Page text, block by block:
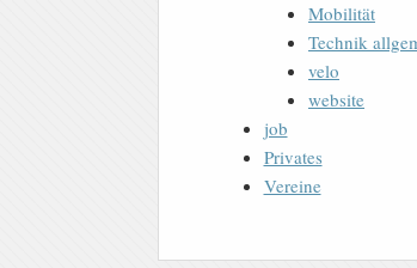
Mobilität
Technik
velo
website
job
Privates
Vereine